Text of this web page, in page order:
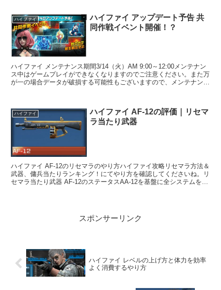
ハイファイ
ハイファイ アップデート予告 共
同作戦イベント開催！？
ハイファイ メンテナンス期間3/14（火）AM 9:00～12:00メンテナン
ス中はゲームプレイができなくなりますのでご注意ください。また万
が一の場合データが破損する可能性もございますので、メンテナンス
ハイファイ
ハイファイ AF-12の評価｜リセマ
ラ当たり武器
ハイファイ AF-12のリセマラのやり方ハイファイ攻略リセマラ方法＆
武器、傭兵当たりランキング！にてやり方を確認してくださいね。リ
セマラ当たり武器 AF-12のステータスAA-12を基盤に全システムを改
スポンサーリンク
ハイファイ レベルの上げ方と体力を効率
よく消費するやり方